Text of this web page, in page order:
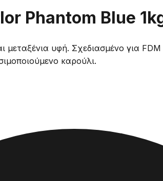
Phantom Blue
υφή. Σχεδιασμένο για
καρούλι.